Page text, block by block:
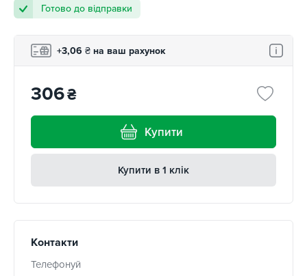
Готово до відправки
+3,06 ₴ на ваш рахунок
306₴
Купити
Купити в 1 клік
Контакти
Телефонуй